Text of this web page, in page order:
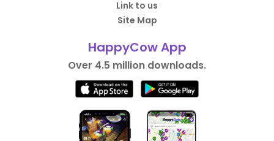
Link to us
Site Map
HappyCow App
Over 4.5 million downloads.